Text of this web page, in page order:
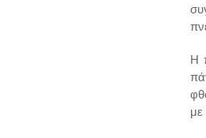
Η
με